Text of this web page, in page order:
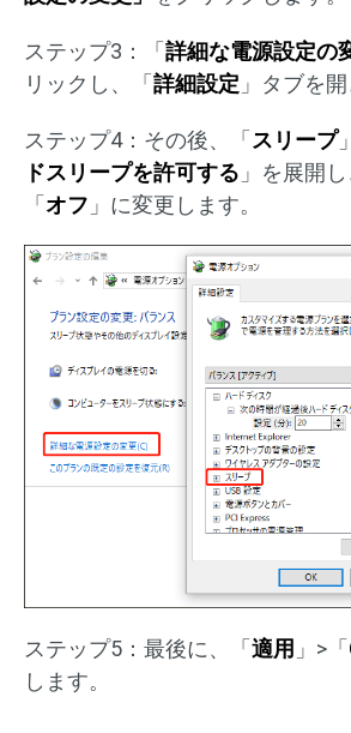
ステップ3：「詳細な電源設定の
リックし、「詳細設定 」タブを開
ステップ4：その後、「スリープ
ドスリープを許可する 」を展開
「オフ 」に変更します。
ステップ5：最後に、「 適用 」>「
します。